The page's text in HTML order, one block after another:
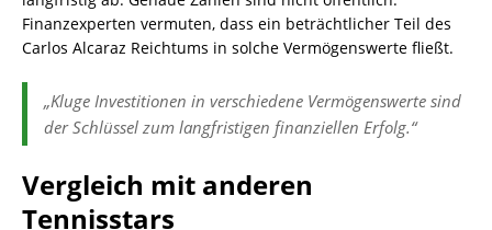
Finanzexperten vermuten, dass ein beträchtlicher Teil des
Carlos Alcaraz Reichtums in solche Vermögenswerte fließt.
„Kluge Investitionen in verschiedene Vermögenswerte sind
der Schlüssel zum langfristigen finanziellen Erfolg.“
Vergleich mit anderen
Tennisstars